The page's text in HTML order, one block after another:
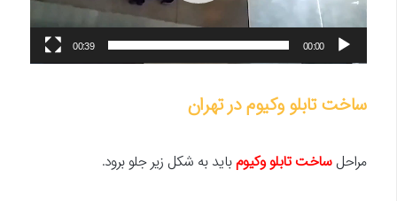
00:00
00:39
ساخت تابلو وکیوم در تهران
مراحلساخت تابلو وکیومباید به شکل زیر جلو برود.